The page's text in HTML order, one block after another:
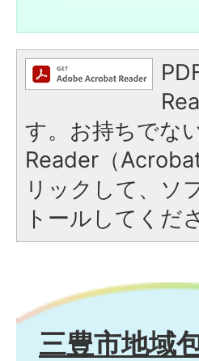
す。お持ちでな
Reader（
リックして、ソ
トールしてくだ
三豊市地域